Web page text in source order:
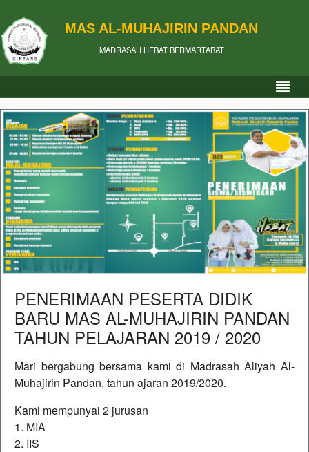
MAS AL-MUHAJIRIN PANDAN
MADRASAH HEBAT BERMARTABAT
PENERIMAAN PESERTA DIDIK
BARU MAS AL-MUHAJIRIN PANDAN
TAHUN PELAJARAN 2019 / 2020
Mari bergabung bersama kami di Madrasah Aliyah Al-
Muhajirin Pandan, tahun ajaran 2019/2020.
Kami mempunyai 2 jurusan
1. MIA
2. IIS